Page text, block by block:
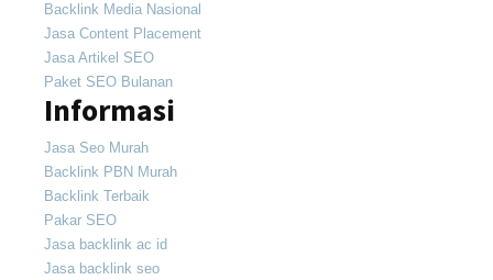
Backlink Media Nasional
Jasa Content Placement
Jasa Artikel SEO
Paket SEO Bulanan
Informasi
Jasa Seo Murah
Backlink PBN Murah
Backlink Terbaik
Pakar SEO
Jasa backlink ac id
Jasa backlink seo